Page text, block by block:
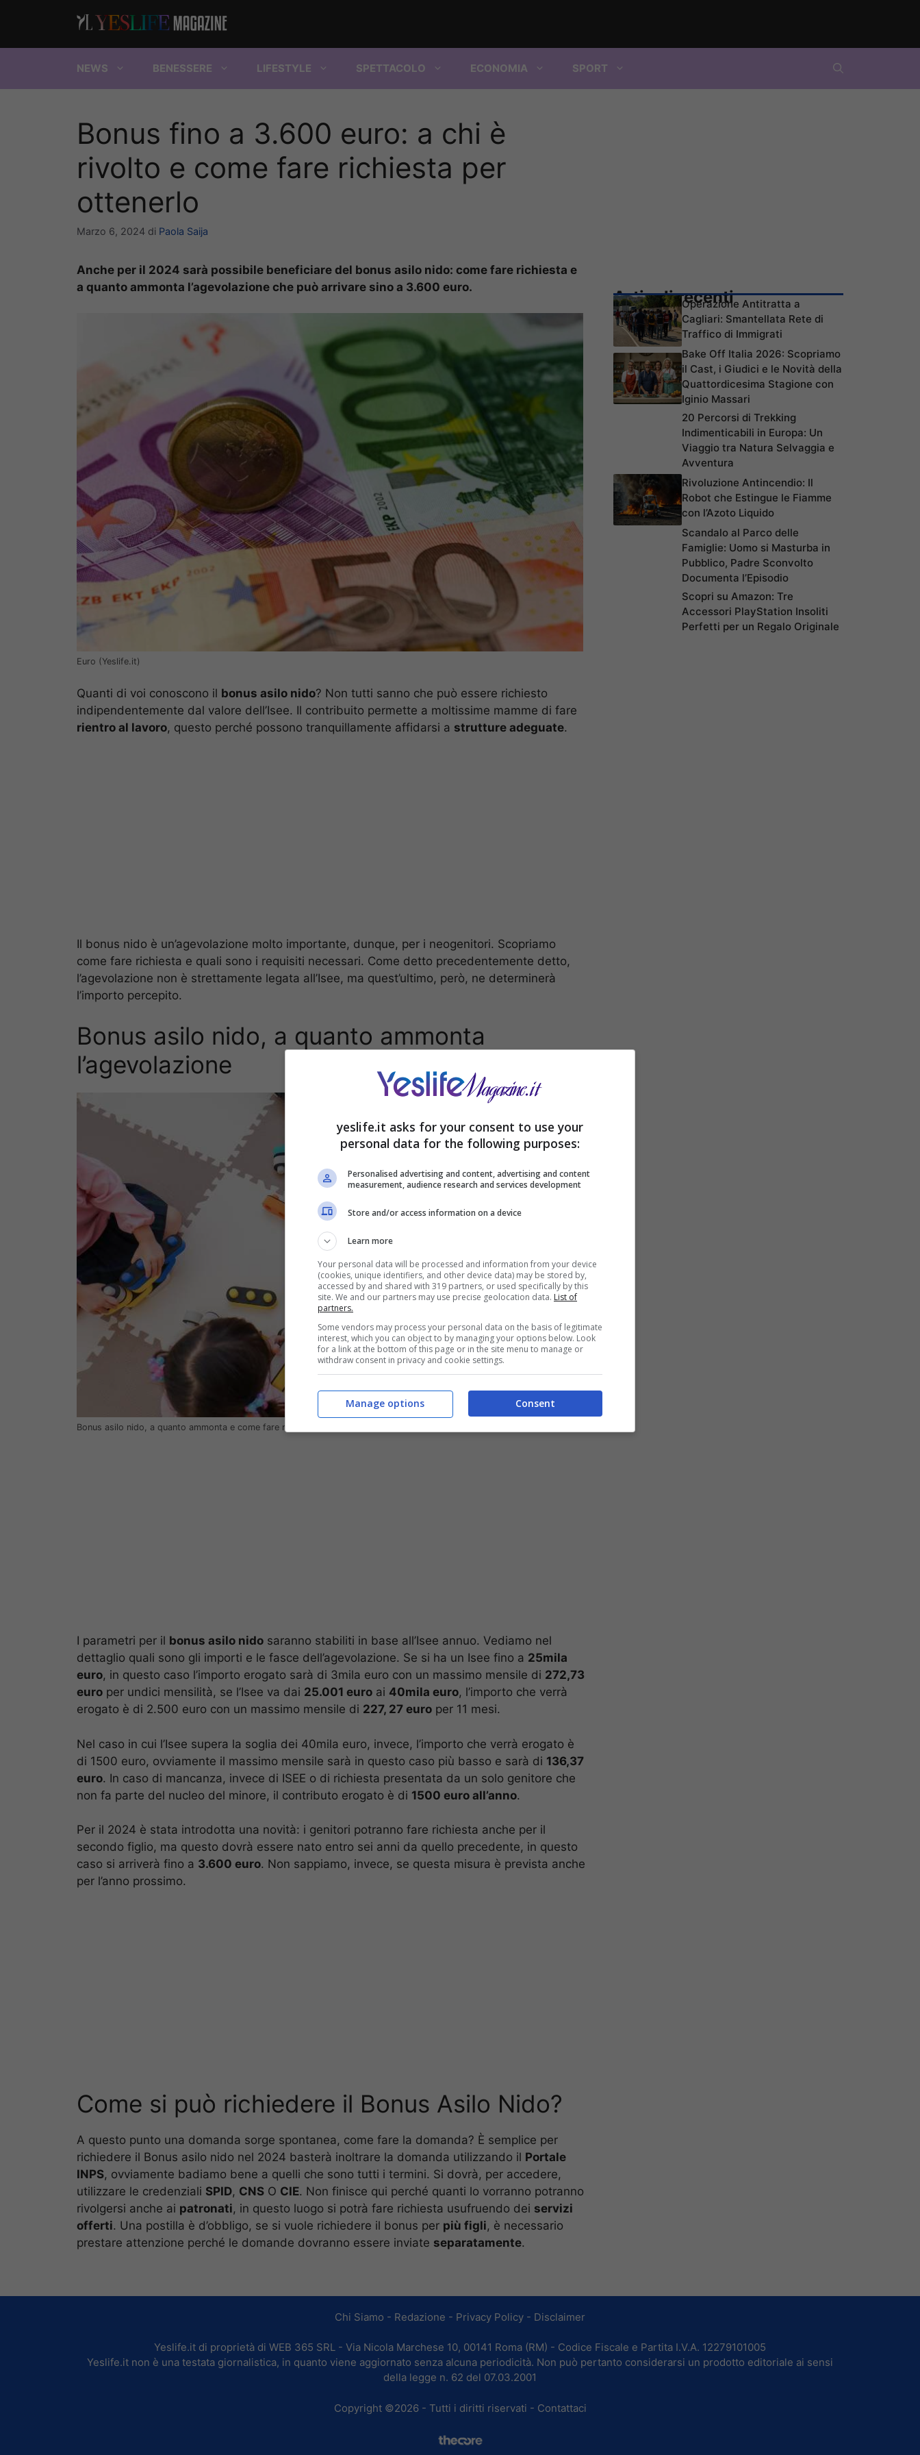
NEWS BENESSERE LIFESTYLE SPETTACOLO ECONOMIA SPORT
Bonus fino a 3.600 euro: a chi è
rivolto e come fare richiesta per
ottenerlo
Marzo 6, 2024 di Paola Saija
Anche per il 2024 sarà possibile beneficiare del bonus asilo nido: come fare richiesta e
a quanto ammonta l’agevolazione che può arrivare sino a 3.600 euro.
Euro (Yeslife.it)
Quanti di voi conoscono il bonus asilo nido? Non tutti sanno che può essere richiesto
indipendentemente dal valore dell’Isee. Il contribuito permette a moltissime mamme di fare
rientro al lavoro, questo perché possono tranquillamente affidarsi a strutture adeguate.
Il bonus nido è un’agevolazione molto importante, dunque, per i neogenitori. Scopriamo
come fare richiesta e quali sono i requisiti necessari. Come detto precedentemente detto,
l’agevolazione non è strettamente legata all’Isee, ma quest’ultimo, però, ne determinerà
l’importo percepito.
Bonus asilo nido, a quanto ammonta
l’agevolazione
Bonus asilo nido, a quanto ammonta e come fare richiesta (Yeslife.it)
I parametri per il bonus asilo nido saranno stabiliti in base all’Isee annuo. Vediamo nel
dettaglio quali sono gli importi e le fasce dell’agevolazione. Se si ha un Isee fino a 25mila
euro, in questo caso l’importo erogato sarà di 3mila euro con un massimo mensile di 272,73
euro per undici mensilità, se l’Isee va dai 25.001 euro ai 40mila euro, l’importo che verrà
erogato è di 2.500 euro con un massimo mensile di 227, 27 euro per 11 mesi.
Nel caso in cui l’Isee supera la soglia dei 40mila euro, invece, l’importo che verrà erogato è
di 1500 euro, ovviamente il massimo mensile sarà in questo caso più basso e sarà di 136,37
euro. In caso di mancanza, invece di ISEE o di richiesta presentata da un solo genitore che
non fa parte del nucleo del minore, il contributo erogato è di 1500 euro all’anno.
Per il 2024 è stata introdotta una novità: i genitori potranno fare richiesta anche per il
secondo figlio, ma questo dovrà essere nato entro sei anni da quello precedente, in questo
caso si arriverà fino a 3.600 euro. Non sappiamo, invece, se questa misura è prevista anche
per l’anno prossimo.
Come si può richiedere il Bonus Asilo Nido?
A questo punto una domanda sorge spontanea, come fare la domanda? È semplice per
richiedere il Bonus asilo nido nel 2024 basterà inoltrare la domanda utilizzando il Portale
INPS, ovviamente badiamo bene a quelli che sono tutti i termini. Si dovrà, per accedere,
utilizzare le credenziali SPID, CNS O CIE. Non finisce qui perché quanti lo vorranno potranno
rivolgersi anche ai patronati, in questo luogo si potrà fare richiesta usufruendo dei servizi
offerti. Una postilla è d’obbligo, se si vuole richiedere il bonus per più figli, è necessario
prestare attenzione perché le domande dovranno essere inviate separatamente.
Articoli recentiOperazione Antitratta a
Cagliari: Smantellata Rete di
Traffico di Immigrati
Bake Off Italia 2026: Scopriamo
il Cast, i Giudici e le Novità della
Quattordicesima Stagione con
Iginio Massari
20 Percorsi di Trekking
Indimenticabili in Europa: Un
Viaggio tra Natura Selvaggia e
Avventura
Rivoluzione Antincendio: Il
Robot che Estingue le Fiamme
con l’Azoto Liquido
Scandalo al Parco delle
Famiglie: Uomo si Masturba in
Pubblico, Padre Sconvolto
Documenta l’Episodio
Scopri su Amazon: Tre
Accessori PlayStation Insoliti
Perfetti per un Regalo Originale
Chi Siamo - Redazione - Privacy Policy - Disclaimer
Yeslife.it di proprietà di WEB 365 SRL - Via Nicola Marchese 10, 00141 Roma (RM) - Codice Fiscale e Partita I.V.A. 12279101005
Yeslife.it non è una testata giornalistica, in quanto viene aggiornato senza alcuna periodicità. Non può pertanto considerarsi un prodotto editoriale ai sensi
della legge n. 62 del 07.03.2001
Copyright ©2026 - Tutti i diritti riservati - Contattaci
yeslife.it asks for your consent to use your
personal data for the following purposes:
Personalised advertising and content, advertising and content
measurement, audience research and services development
Store and/or access information on a device
Learn more
Your personal data will be processed and information from your device
(cookies, unique identifiers, and other device data) may be stored by,
accessed by and shared with 319 partners, or used specifically by this
site. We and our partners may use precise geolocation data. List of
partners.
Some vendors may process your personal data on the basis of legitimate
interest, which you can object to by managing your options below. Look
for a link at the bottom of this page or in the site menu to manage or
withdraw consent in privacy and cookie settings.
Consent
Manage options